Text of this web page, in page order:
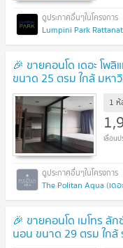
🎉 ขายคอนโด เดอะ โพ
ขนาด 25 ตรม ใกล้ มหา
วิทยาเขตนนทบุรี
1
The Politan Aqua (เด
🎉 ขายคอนโด เมโทร ลั
นอน ขนาด 29 ตรม ใกล้